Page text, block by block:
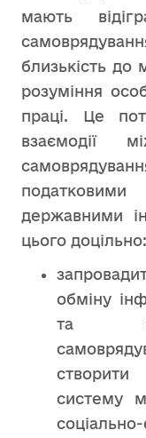
мають
близькість до
розуміння
праці. Це
взаємодії
державними
цього доцільно:
обміну
та
створити
систему